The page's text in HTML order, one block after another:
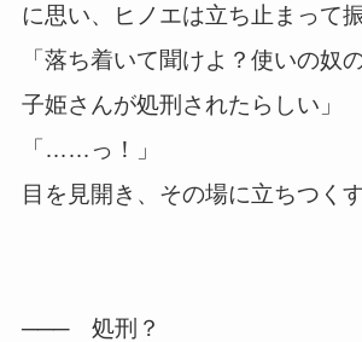
に思い、ヒノエは立ち止まって
「落ち着いて聞けよ？使いの
子姫さんが処刑されたらしい」
「……っ！」
目を見開き、その場に立ちつくす
─── 処刑？